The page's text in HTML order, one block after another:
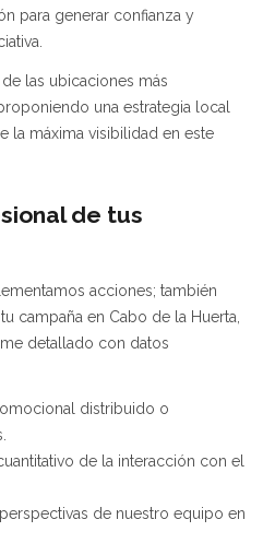
para generar confianza y
las ubicaciones más
una estrategia local
la máxima visibilidad en este
de tus
acciones; también
campaña en Cabo de la Huerta,
detallado con datos
distribuido o
de la interacción con el
de nuestro equipo en